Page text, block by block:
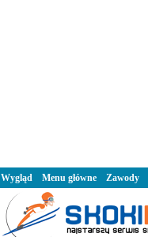
Wygląd Menu główne Zawody